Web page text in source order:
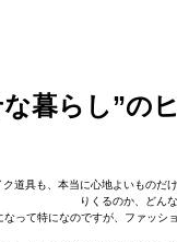
な暮らし”の
ク道具も、本当に心地よいものだ
りくるのか、どん
なって特になのですが、ファッシ